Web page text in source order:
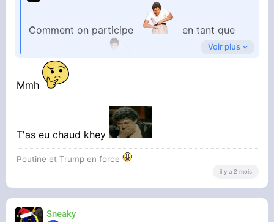
Comment on participe en tant que
receveur hein
Voir plus
Mmh
T'as eu chaud khey
Poutine et Trump en force
il y a 2 mois
Sneaky